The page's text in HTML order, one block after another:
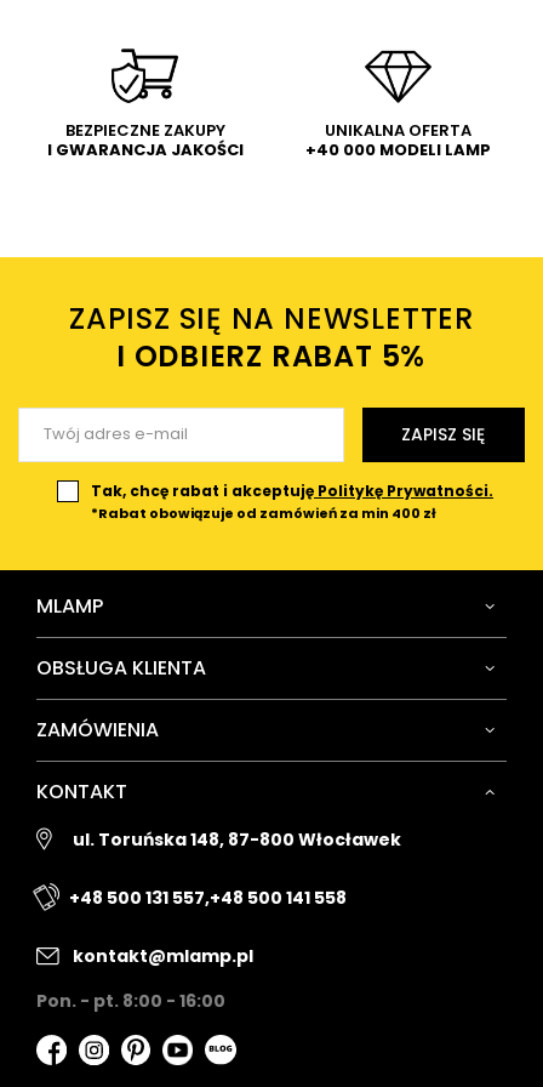
TR010-1-10W4K-M-B-DE 10W
4000K 1-faz czarny
213,00 PLN
TR033-4-12WTW-DD-W LED 12W
2700-6000K sufit biały
614,00 PLN
Dodaj własne zdjęcie produktu:
Twoje imię
Twój email
BEZPIECZNE ZAKUPY
I GWARANCJA JAKOŚCI
UNIKALNA OFERTA
+40 000 MODELI LAMP
ZAPISZ SIĘ NA NEWSLETTER
I ODBIERZ RABAT 5%ㅤ
ZAPISZ SIĘ
Tak, chcę rabat i akceptuję Politykę Prywatności.
*Rabat obowiązuje od zamówień za min 400 zł
MLAMP
OBSŁUGA KLIENTA
ZAMÓWIENIA
KONTAKT
ul. Toruńska 148, 87-800 Włocławek
+48 500 131 557,+48 500 141 558
kontakt@mlamp.pl
Pon. - pt. 8:00 - 16:00